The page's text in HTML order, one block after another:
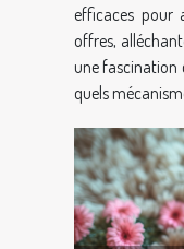
efficaces pour
offres,
une fascination
quels